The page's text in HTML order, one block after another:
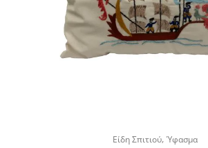
Είδη Σπιτιού, Ύφασμα